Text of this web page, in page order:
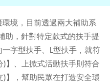
境，目前透過兩大補助系
，針對特定款式的扶手提
字型扶手、L型扶手，就符
】、上掀式活動扶手則符合
)】，幫助民眾在打造安全環